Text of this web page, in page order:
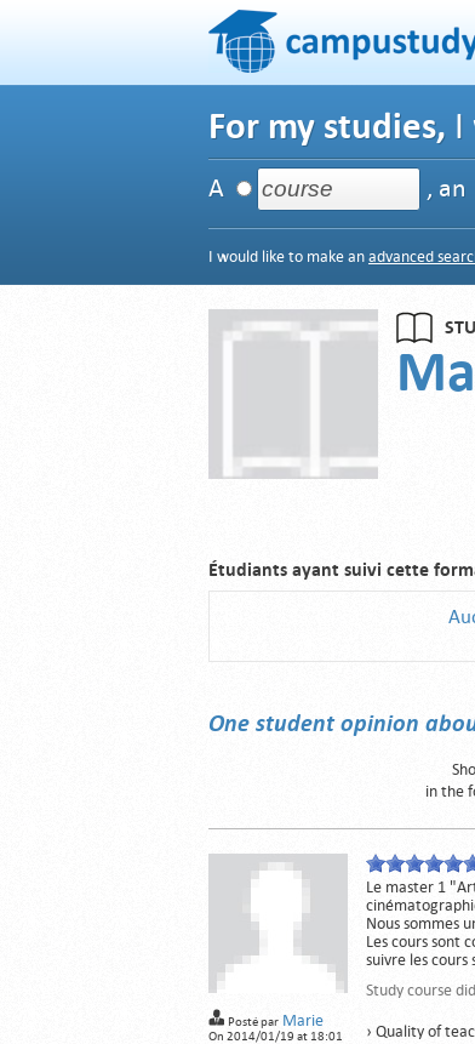
For my studies, I
A , an
I would like to make an advanced
Étudiants ayant suivi cette
One student opinion
in the
Posté par Marie
On 2014/01/19 at 18:01
Le master 1
Nous sommes
Les cours sont
suivre les cours
Study course
› Quality of